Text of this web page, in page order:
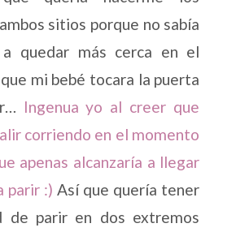
sitios porque no sabía
quedar más cerca en el
mi bebé tocara la puerta
Ingenua yo al creer que
corriendo en el momento
apenas alcanzaría a llegar
parir :) Así que quería tener
de parir en dos extremos